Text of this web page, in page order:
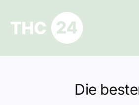
springen
Ratgeber
Die